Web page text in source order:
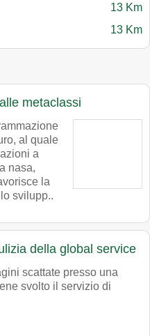
13 Km
13 Km
metaclassi
al quale
a
nasa,
la
svilupp..
della global service
scattate presso una
svolto il servizio di